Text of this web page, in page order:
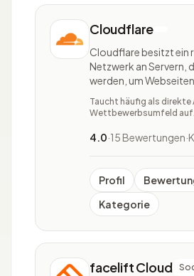
Cloudflare
Cloudflare besitzt ein
Netzwerk an Servern,
werden, um
beschleunigen und sie
Angriffen wie DDoS zu
Webseiten sicherer
Mit der Cache API von
Taucht häufig als direkte
Wettbewerbsumfeld auf.
4.0·15 Bewertungen·
Profil
Kategorie
facelift Cloud